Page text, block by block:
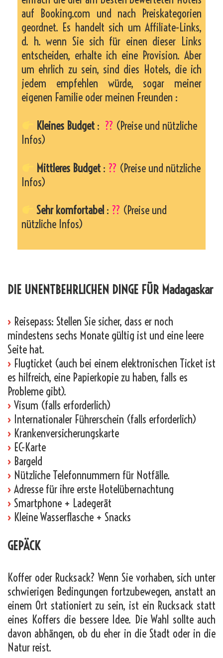
auf Booking.com und nach Preiskategorien
geordnet. Es handelt sich um Affiliate-Links,
d. h. wenn Sie sich für einen dieser Links
entscheiden, erhalte ich eine Provision. Aber
um ehrlich zu sein, sind dies Hotels, die ich
jedem empfehlen würde, sogar meiner
eigenen Familie oder meinen Freunden :
Kleines Budget : ?? (Preise und nützliche
Infos)
Mittleres Budget : ?? (Preise und nützliche
Infos)
Sehr komfortabel : ?? (Preise und
nützliche Infos)
DIE UNENTBEHRLICHEN DINGE FÜR Madagaskar
› Reisepass: Stellen Sie sicher, dass er noch
mindestens sechs Monate gültig ist und eine leere
Seite hat.
› Flugticket (auch bei einem elektronischen Ticket ist
es hilfreich, eine Papierkopie zu haben, falls es
Probleme gibt).
› Visum (falls erforderlich)
› Internationaler Führerschein (falls erforderlich)
› Krankenversicherungskarte
› EC-Karte
› Bargeld
› Nützliche Telefonnummern für Notfälle.
› Adresse für ihre erste Hotelübernachtung
› Smartphone + Ladegerät
› Kleine Wasserflasche + Snacks
GEPÄCK
Koffer oder Rucksack? Wenn Sie vorhaben, sich unter
schwierigen Bedingungen fortzubewegen, anstatt an
einem Ort stationiert zu sein, ist ein Rucksack statt
eines Koffers die bessere Idee. Die Wahl sollte auch
davon abhängen, ob du eher in die Stadt oder in die
Natur reist.